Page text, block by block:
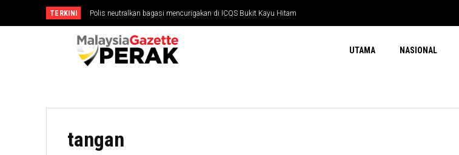
TERKINI Polis neutralkan bagasi mencurigakan di ICQS Bukit Kayu Hitam
UTAMA NASIONAL
tangan